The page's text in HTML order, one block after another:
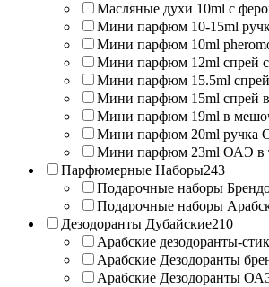
Масляные духи 10ml с
Мини парфюм 10-15ml
Мини парфюм 10ml
Мини парфюм 12ml спрей
Мини парфюм 15.5ml спрей
Мини парфюм 15ml спрей в
Мини парфюм 19ml в
Мини парфюм 20ml ручка
Мини парфюм 23ml ОАЭ в
Парфюмерные Наборы243
Подарочные наборы
Подарочные наборы
Дезодоранты Дубайские210
Арабские дезодоранты-
Арабские Дезодоранты
Арабские Дезодоранты